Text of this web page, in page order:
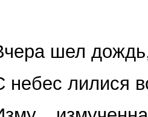
шел
небес лилися